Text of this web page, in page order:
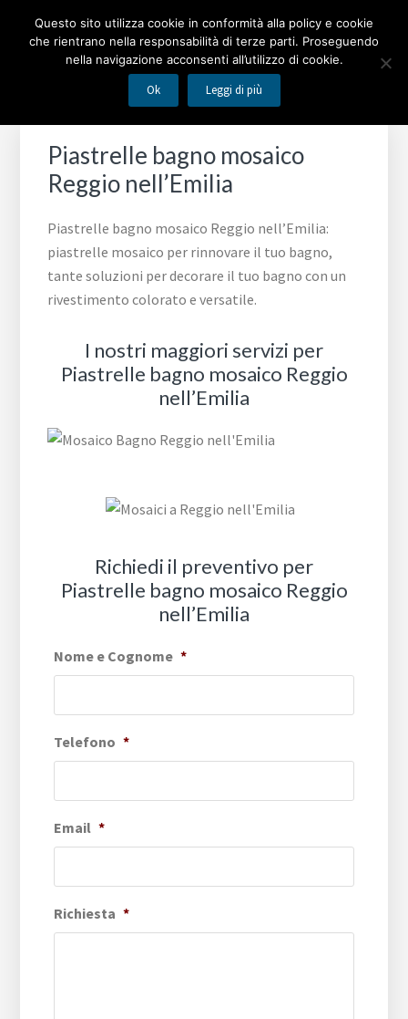
navigazione
MOSAICO BAGNO
Piastrelle mosaico per rinnovare il tuo bagno
Piastrelle bagno mosaico
Reggio nell’Emilia
Piastrelle bagno mosaico Reggio nell’Emilia:
piastrelle mosaico per rinnovare il tuo bagno,
tante soluzioni per decorare il tuo bagno con un
rivestimento colorato e versatile.
I nostri maggiori servizi per
Piastrelle bagno mosaico Reggio
nell’Emilia
Richiedi il preventivo per
Piastrelle bagno mosaico Reggio
nell’Emilia
Nome e Cognome *
Telefono *
Email *
Richiesta *
Questo sito utilizza cookie in conformità alla policy e cookie
che rientrano nella responsabilità di terze parti. Proseguendo
nella navigazione acconsenti all’utilizzo di cookie.
Ok Leggi di più